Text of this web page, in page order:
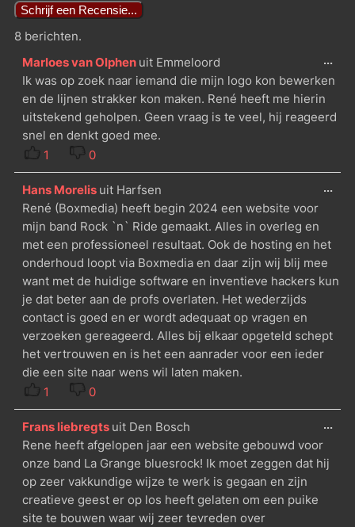
8 berichten.
Marloes van Olphen uit Emmeloord
Ik was op zoek naar iemand die mijn logo kon bewerken
en de lijnen strakker kon maken. René heeft me hierin
uitstekend geholpen. Geen vraag is te veel, hij reageerd
snel en denkt goed mee.
1
0
...
Hans Morelis uit Harfsen
René (Boxmedia) heeft begin 2024 een website voor
mijn band Rock `n` Ride gemaakt. Alles in overleg en
met een professioneel resultaat. Ook de hosting en het
onderhoud loopt via Boxmedia en daar zijn wij blij mee
want met de huidige software en inventieve hackers kun
je dat beter aan de profs overlaten. Het wederzijds
contact is goed en er wordt adequaat op vragen en
verzoeken gereageerd. Alles bij elkaar opgeteld schept
het vertrouwen en is het een aanrader voor een ieder
die een site naar wens wil laten maken.
1
0
...
Frans liebregts uit Den Bosch
Rene heeft afgelopen jaar een website gebouwd voor
onze band La Grange bluesrock! Ik moet zeggen dat hij
op zeer vakkundige wijze te werk is gegaan en zijn
creatieve geest er op los heeft gelaten om een puike
site te bouwen waar wij zeer tevreden over
...